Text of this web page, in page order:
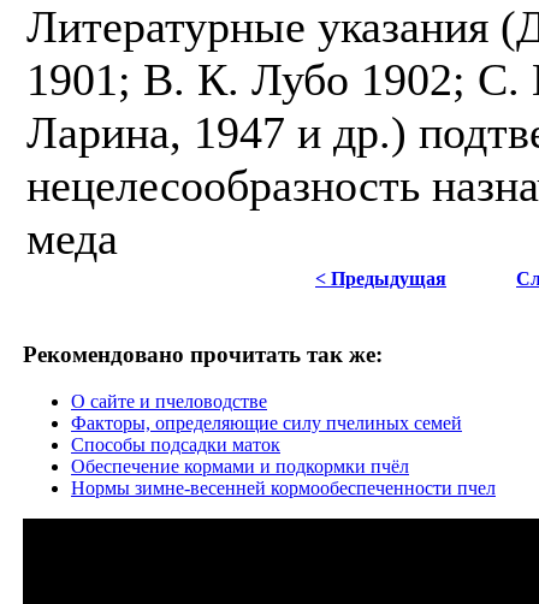
Литературные указания
1901; В. К. Лубо 1902;
Ларина, 1947 и др.)
нецелесообразность
меда
< Предыдущая
Рекомендовано прочитать так же:
О сайте и пчеловодстве
Факторы, определяющие силу пчелиных семей
Способы подсадки маток
Обеспечение кормами и подкормки пчёл
Нормы зимне-весенней кормообеспеченности пчел